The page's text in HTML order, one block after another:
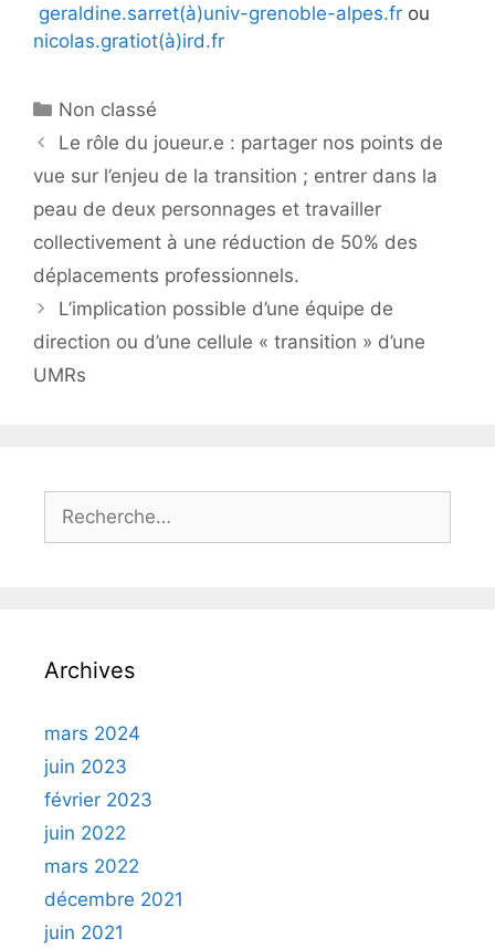
geraldine.sarret(à)univ-grenoble-alpes.fr ou
nicolas.gratiot(à)ird.fr
Catégories
Non classé
Navigation
des
Le rôle du joueur.e : partager nos points de
vue sur l’enjeu de la transition ; entrer dans la
peau de deux personnages et travailler
collectivement à une réduction de 50% des
déplacements professionnels.
L’implication possible d’une équipe de
direction ou d’une cellule « transition » d’une
UMRs
Rechercher :
Archives
mars 2024
juin 2023
février 2023
juin 2022
mars 2022
décembre 2021
juin 2021